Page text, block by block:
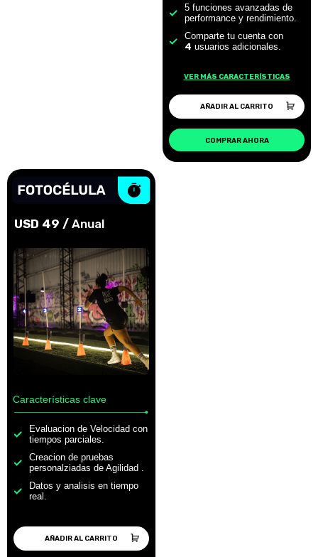
5 funciones avanzadas de
performance y rendimiento.
Comparte tu cuenta con
4 usuarios adicionales.
VER MÁS CARACTERÍSTICAS
AÑADIR AL CARRITO
COMPRAR AHORA
USD 49 / Anual
Características clave
Evaluacion de Velocidad con
tiempos parciales.
Creacion de pruebas
personalziadas de Agilidad .
Datos y analisis en tiempo
real.
AÑADIR AL CARRITO